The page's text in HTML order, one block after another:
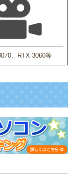
、RTX 3060等